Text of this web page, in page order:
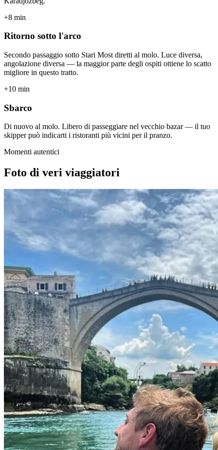
+8 min
Ritorno sotto l'arco
Secondo passaggio sotto Stari Most diretti al molo. Luce diversa,
angolazione diversa — la maggior parte degli ospiti ottiene lo scatto
migliore in questo tratto.
+10 min
Sbarco
Di nuovo al molo. Libero di passeggiare nel vecchio bazar — il tuo
skipper può indicarti i ristoranti più vicini per il pranzo.
Momenti autentici
Foto di veri viaggiatori